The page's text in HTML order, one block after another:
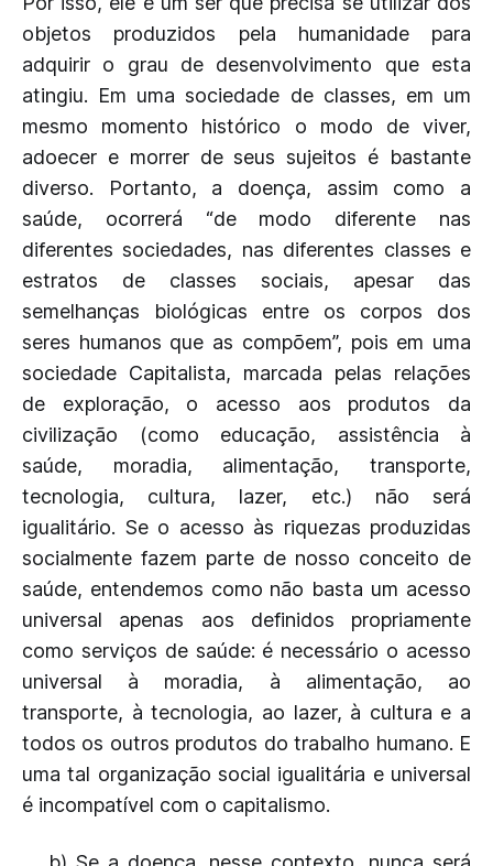
objetos produzidos pela humanidade para
adquirir o grau de desenvolvimento que esta
atingiu. Em uma sociedade de classes, em um
mesmo momento histórico o modo de viver,
adoecer e morrer de seus sujeitos é bastante
diverso. Portanto, a doença, assim como a
saúde, ocorrerá “de modo diferente nas
diferentes sociedades, nas diferentes classes e
estratos de classes sociais, apesar das
semelhanças biológicas entre os corpos dos
seres humanos que as compõem”, pois em uma
sociedade Capitalista, marcada pelas relações
de exploração, o acesso aos produtos da
civilização (como educação, assistência à
saúde, moradia, alimentação, transporte,
tecnologia, cultura, lazer, etc.) não será
igualitário. Se o acesso às riquezas produzidas
socialmente fazem parte de nosso conceito de
saúde, entendemos como não basta um acesso
universal apenas aos definidos propriamente
como serviços de saúde: é necessário o acesso
universal à moradia, à alimentação, ao
transporte, à tecnologia, ao lazer, à cultura e a
todos os outros produtos do trabalho humano. E
uma tal organização social igualitária e universal
é incompatível com o capitalismo.